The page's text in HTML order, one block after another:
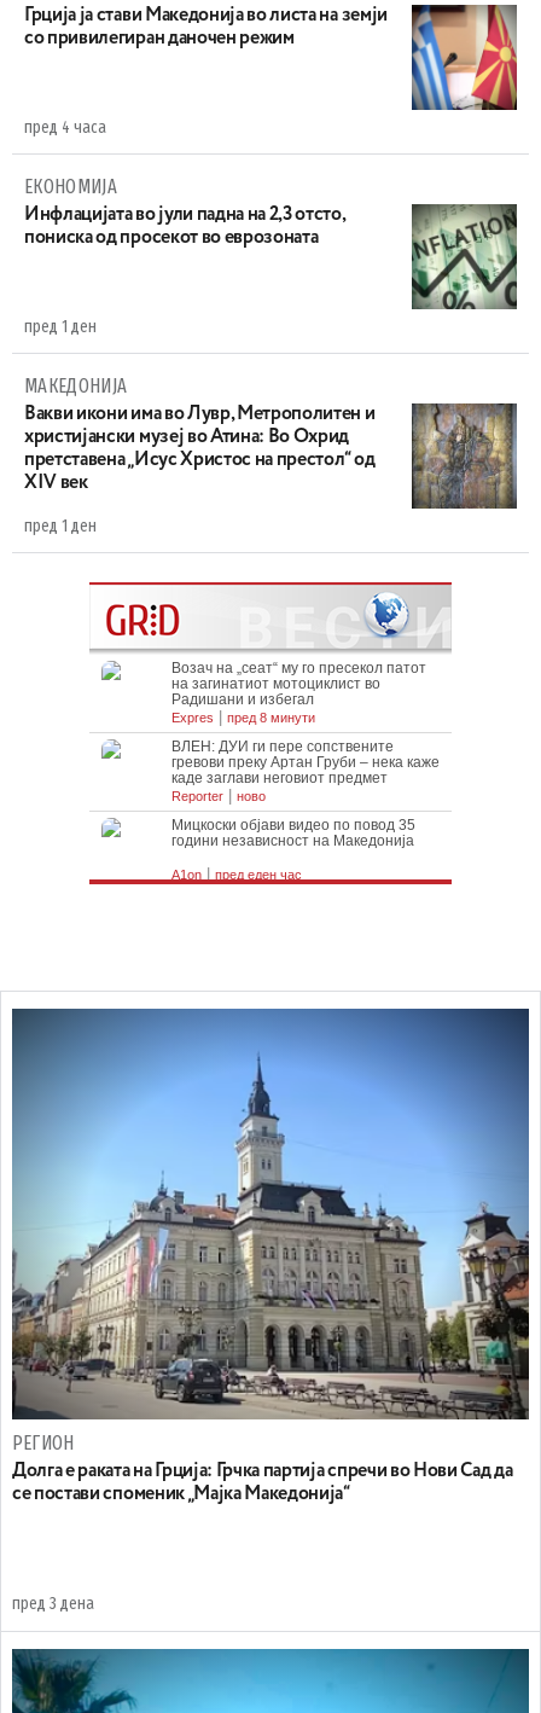
Грција ја стави Македонија во листа на земји
со привилегиран даночен режим
пред 4 часа
ЕКОНОМИЈА
Инфлацијата во јули падна на 2,3 отсто,
пониска од просекот во еврозоната
пред 1 ден
МАКЕДОНИЈА
Вакви икони има во Лувр, Метрополитен и
христијански музеј во Атина: Во Охрид
претставена „Исус Христос на престол“ од
XIV век
пред 1 ден
РЕГИОН
Долга е раката на Грција: Грчка партија спречи во Нови Сад да
се постави споменик „Мајка Македонија“
пред 3 дена